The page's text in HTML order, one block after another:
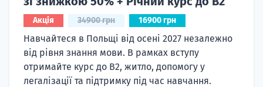
Акція 34900 грн 16900 грн
Навчайтеся в Польщі від осені 2027 незалежно
від рівня знання мови. В рамках вступу
отримайте курс до B2, житло, допомогу у
легалізації та підтримку під час навчання.